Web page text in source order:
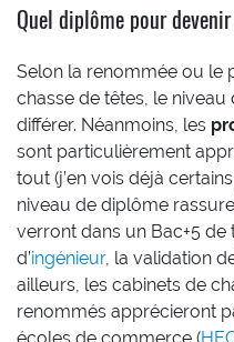
Quel diplôme pour
Selon la renommée ou le
chasse de têtes, le
différer. Néanmoins, les
sont particulièrement
tout (j’en vois déjà
niveau de diplôme
verront dans un Bac+5
d’ingénieur, la validation
ailleurs, les cabinets de
renommés apprécieront